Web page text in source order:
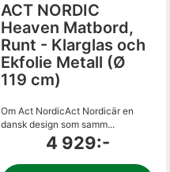
ACT NORDIC
Heaven Matbord,
Runt - Klarglas och
Ekfolie Metall (Ø
119 cm)
Om Act NordicAct Nordicär en
dansk design som samm...
4 929:-